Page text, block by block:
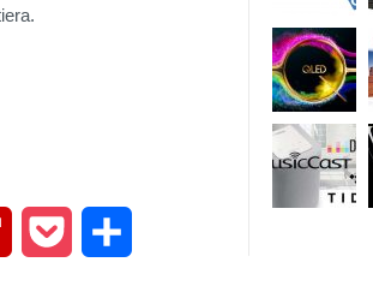
FlipboardPocket